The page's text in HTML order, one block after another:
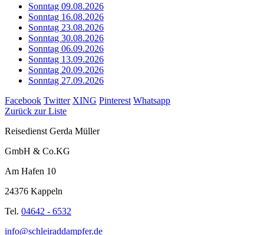
Sonntag 09.08.2026
Sonntag 16.08.2026
Sonntag 23.08.2026
Sonntag 30.08.2026
Sonntag 06.09.2026
Sonntag 13.09.2026
Sonntag 20.09.2026
Sonntag 27.09.2026
Facebook Twitter XING Pinterest Whatsapp
Zurück zur Liste
Reisedienst Gerda Müller
GmbH & Co.KG
Am Hafen 10
24376 Kappeln
Tel. 04642 - 6532
info@schleiraddampfer.de